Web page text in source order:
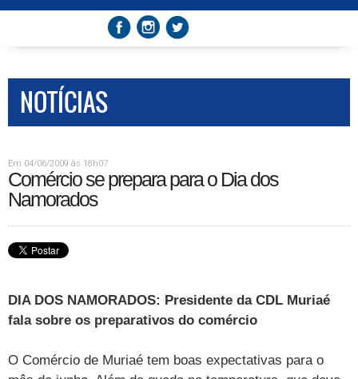
NOTÍCIAS
Em 04/06/2009 às 18h07
Comércio se prepara para o Dia dos
Namorados
DIA DOS NAMORADOS: Presidente da CDL Muriaé
fala sobre os preparativos do comércio
O Comércio de Muriaé tem boas expectativas para o